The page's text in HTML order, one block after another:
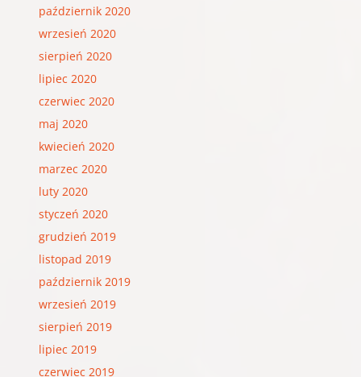
październik 2020
wrzesień 2020
sierpień 2020
lipiec 2020
czerwiec 2020
maj 2020
kwiecień 2020
marzec 2020
luty 2020
styczeń 2020
grudzień 2019
listopad 2019
październik 2019
wrzesień 2019
sierpień 2019
lipiec 2019
czerwiec 2019